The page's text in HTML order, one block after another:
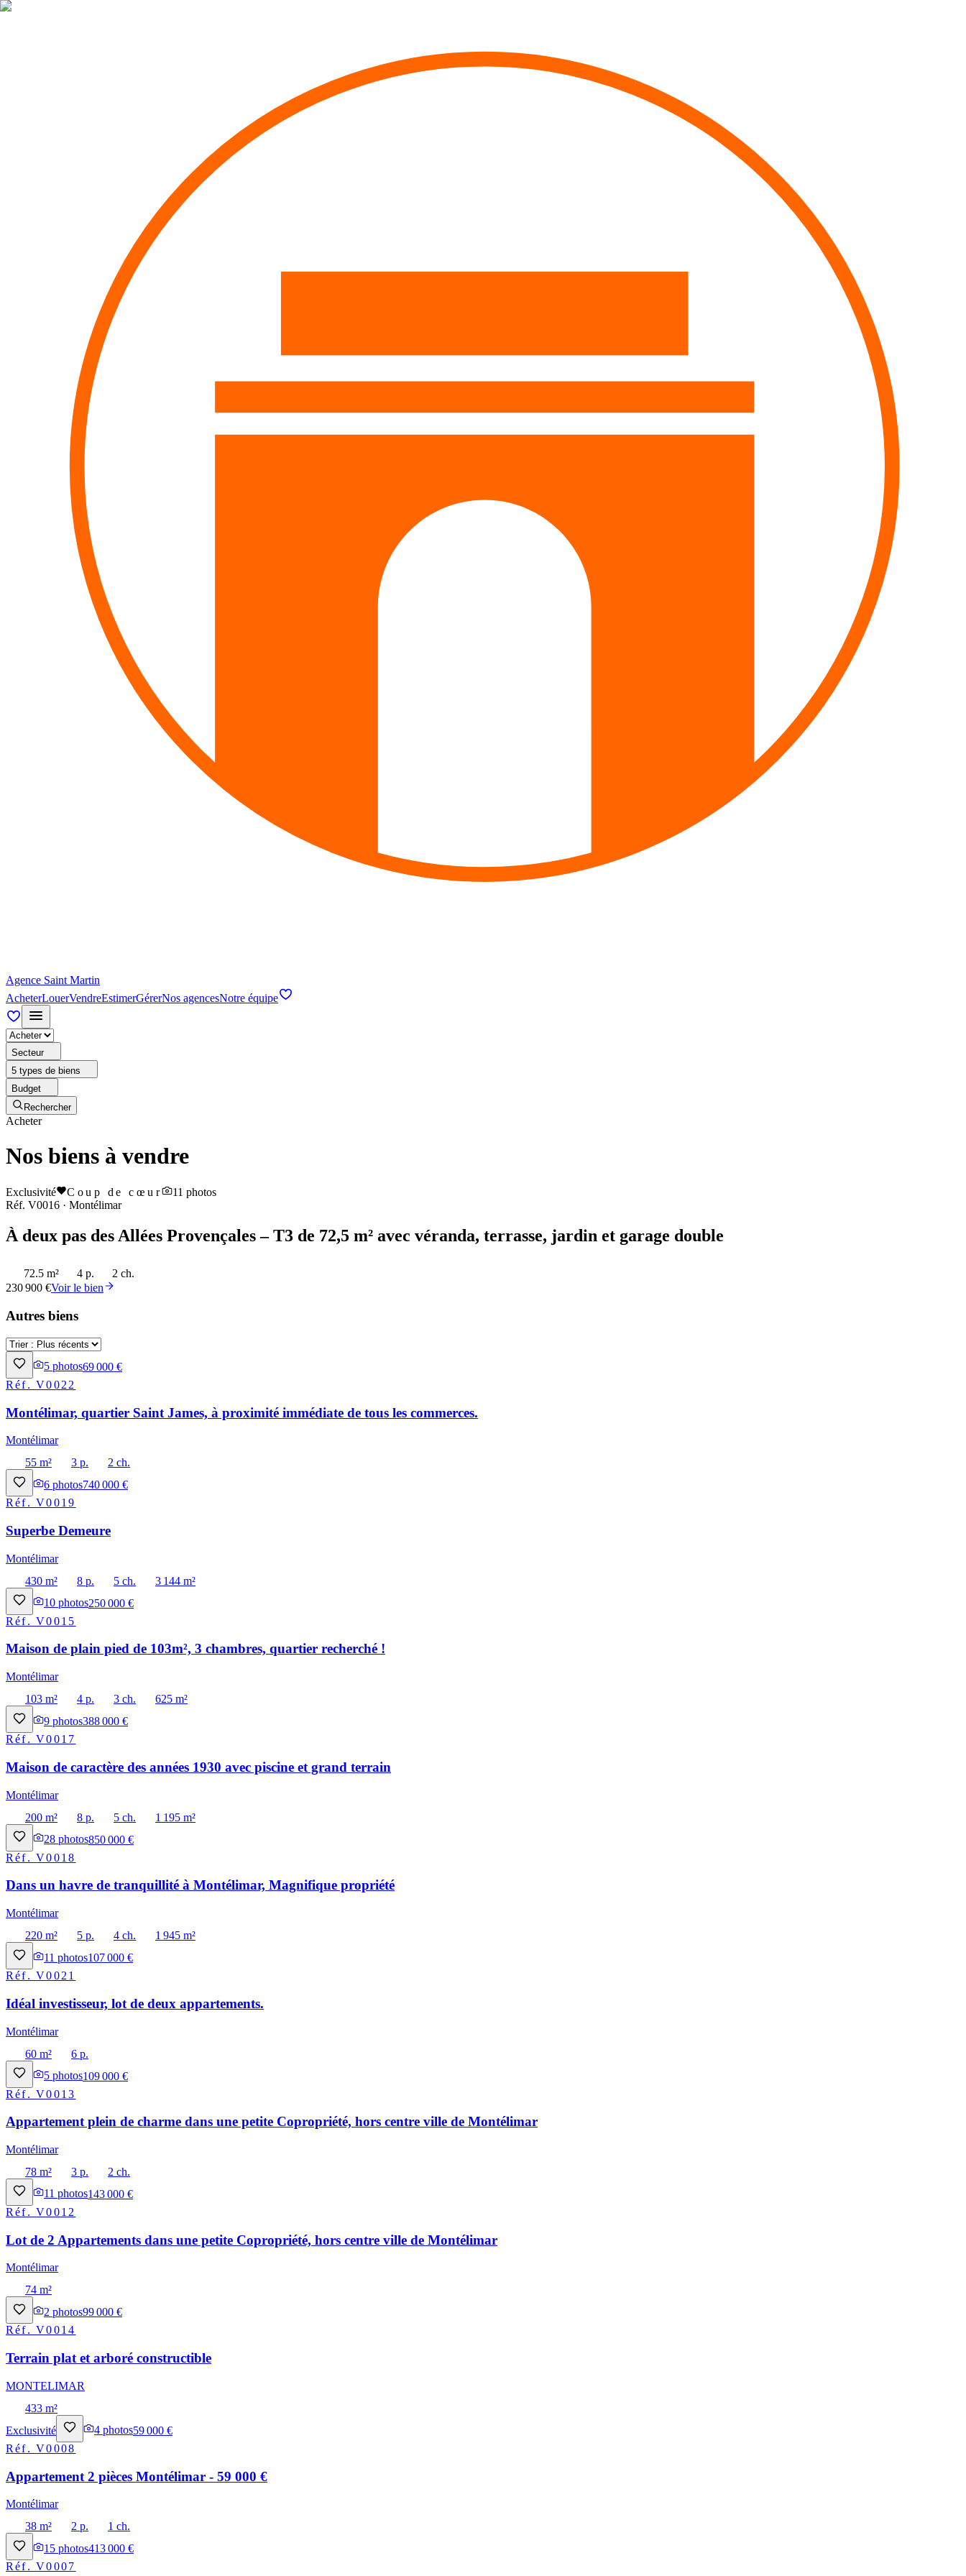
Agence Saint Martin
AcheterLouerVendreEstimerGérerNos agencesNotre équipe
Secteur
5 types de biens
Budget
Rechercher
Acheter
Nos biens à vendre
Exclusivité Coup de cœur 11 photos
Réf. V0016 · Montélimar
À deux pas des Allées Provençales – T3 de 72,5 m² avec véranda, terrasse, jardin et garage double
72.5 m² 4 p.
2 ch.
230 900 €Voir le bien
Autres biens
5 photos69 000 €
Réf.V0022
Montélimar, quartier Saint James, à proximité immédiate de tous les commerces.
Montélimar
55 m²
3 p.
2 ch.
6 photos740 000 €
Réf.V0019
Superbe Demeure
Montélimar
430 m²
8 p. 5 ch.
3 144 m²
10 photos250 000 €
Réf.V0015
Maison de plain pied de 103m², 3 chambres, quartier recherché !
Montélimar
103 m²
4 p. 3 ch.
625 m²
9 photos388 000 €
Réf.V0017
Maison de caractère des années 1930 avec piscine et grand terrain
Montélimar
200 m²
8 p. 5 ch.
1 195 m²
28 photos850 000 €
Réf.V0018
Dans un havre de tranquillité à Montélimar, Magnifique propriété
Montélimar
220 m²
5 p. 4 ch.
1 945 m²
11 photos107 000 €
Réf.V0021
Idéal investisseur, lot de deux appartements.
Montélimar
60 m²
6 p.
5 photos109 000 €
Réf.V0013
Appartement plein de charme dans une petite Copropriété, hors centre ville de Montélimar
Montélimar
78 m²
3 p.
2 ch.
11 photos143 000 €
Réf.V0012
Lot de 2 Appartements dans une petite Copropriété, hors centre ville de Montélimar
Montélimar
74 m²
2 photos99 000 €
Réf.V0014
Terrain plat et arboré constructible
MONTELIMAR
433 m²
Exclusivité
4 photos59 000 €
Réf.V0008
Appartement 2 pièces Montélimar - 59 000 €
Montélimar
38 m²
2 p.
1 ch.
15 photos413 000 €
Réf.V0007